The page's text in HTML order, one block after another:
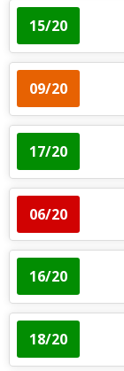
15/20
09/20
17/20
06/20
16/20
18/20